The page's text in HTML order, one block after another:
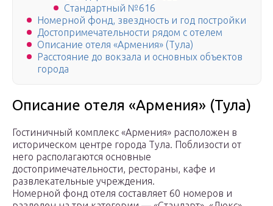
Стандартный №616
Номерной фонд, звездность и год постройки
Достопримечательности рядом с отелем
Описание отеля «Армения» (Тула)
Расстояние до вокзала и основных объектов
города
Описание отеля «Армения» (Тула)
Гостиничный комплекс «Армения» расположен в
историческом центре города Тула. Поблизости от
него располагаются основные
достопримечательности, рестораны, кафе и
развлекательные учреждения.
Номерной фонд отеля составляет 60 номеров и